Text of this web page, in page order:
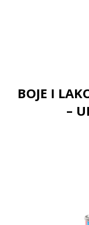
BOJE I
–